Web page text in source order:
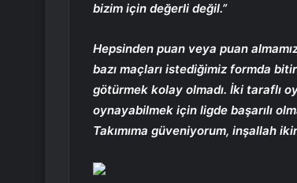
bizim için değerli değil.”
Hepsinden puan veya puan
bazı maçları istediğimiz formda
götürmek kolay olmadı. İki taraflı
oynayabilmek için ligde başarılı
Takımıma güveniyorum, inşallah